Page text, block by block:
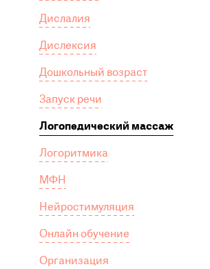
Дислалия
Дислексия
Дошкольный возраст
Запуск речи
Логопедический массаж
Логоритмика
МФН
Нейростимуляция
Онлайн обучение
Организация